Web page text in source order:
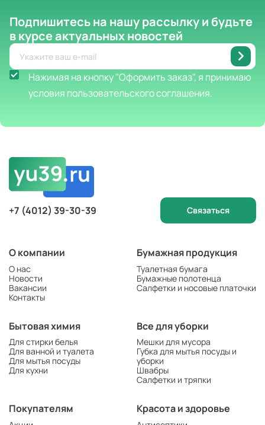
Подпишитесь на нашу рассылкуи будьте
в курсе актуальных новостей
Нажимая на кнопку "Оформить заказ", я принимаю
условия пользовательского соглашения.
+7 (4012) 39-30-39 Связаться
О компании
О нас
Новости
Вакансии
Контакты
Бумажная продукция
Туалетная бумага
Бумажные полотенца
Салфетки и носовые платочки
Бытовая химия
Для стирки белья
Для ванной и туалета
Для мытья посуды
Для кухни
Все для уборки
Мешки для мусора
Губка для мытья посуды и
уборки
Швабры
Салфетки и тряпки
Покупателям Красота и здоровье